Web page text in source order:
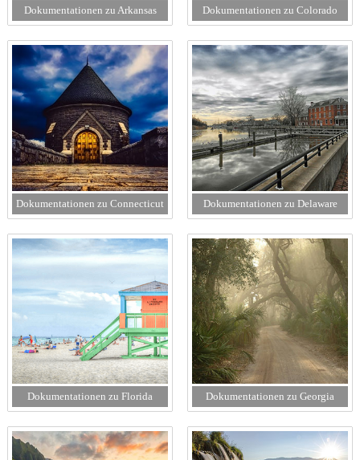
Dokumentationen zu Arkansas Dokumentationen zu Colorado
Dokumentationen zu Connecticut Dokumentationen zu Delaware
Dokumentationen zu Florida Dokumentationen zu Georgia